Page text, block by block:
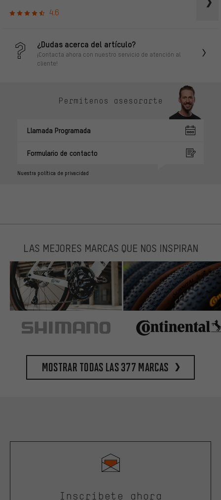
4.6
¿Dudas acerca del artículo?
¡Contacta ahora con nuestro servicio de atención al
cliente!
Permítenos asesorarte
Llamada Programada
Formulario de contacto
Nuestra política de privacidad
LAS MEJORES MARCAS QUE NOS INSPIRAN
Mostrar todas las 377 marcas
Inscríbete ahora